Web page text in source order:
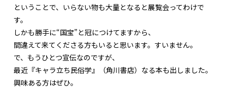
ということで、いらない物も大量となると展覧会ってわけで
す。
しかも勝手に“国宝”と冠につけてますから、
間違えて来てくださる方もいると思います。すいません。
で、もうひとつ宣伝なのですが、
最近『キャラ立ち民俗学』（角川書店）なる本も出しました。
興味ある方はぜひ。